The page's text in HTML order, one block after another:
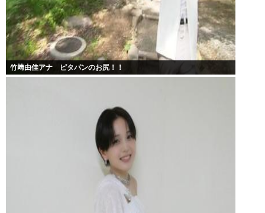
竹﨑由佳アナ ピタパンのお尻！！